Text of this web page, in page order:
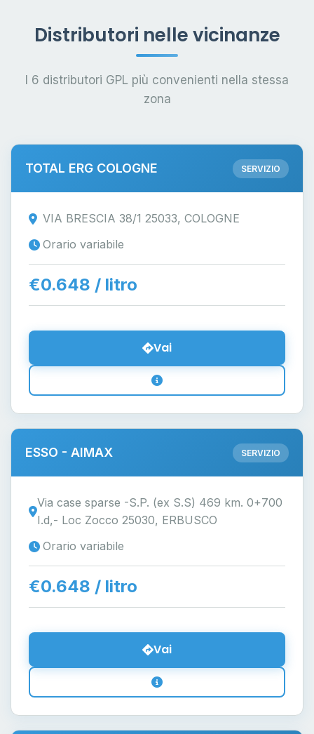
Distributori nelle vicinanze
I 6 distributori GPL più convenienti nella stessa
zona
TOTAL ERG COLOGNE SERVIZIO
VIA BRESCIA 38/1 25033, COLOGNE
Orario variabile
€0.648 / litro
Vai
ESSO - AIMAX SERVIZIO
Via case sparse -S.P. (ex S.S) 469 km. 0+700
I.d,- Loc Zocco 25030, ERBUSCO
Orario variabile
€0.648 / litro
Vai